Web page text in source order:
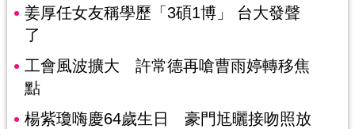
姜厚任女友稱學歷「3碩1博」 台大發聲
了
工會風波擴大 許常德再嗆曹雨婷轉移焦
點
楊紫瓊嗨慶64歲生日 豪門尪曬接吻照放